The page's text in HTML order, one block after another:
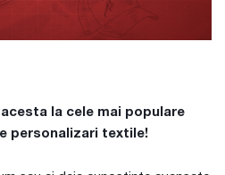
la cele mai populare
personalizari textile!